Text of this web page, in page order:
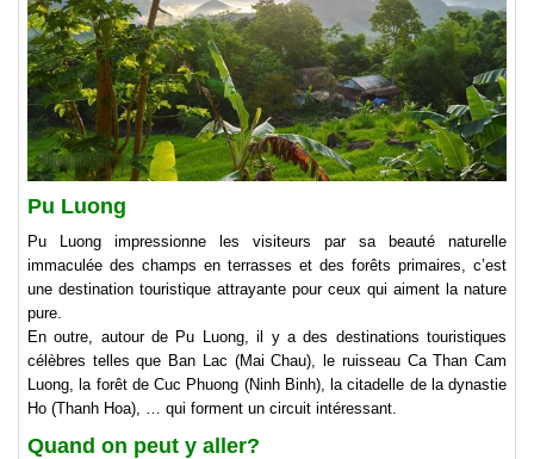
Pu Luong
Pu Luong impressionne les visiteurs par sa beauté naturelle
immaculée des champs en terrasses et des forêts primaires, c’est
une destination touristique attrayante pour ceux qui aiment la nature
pure.
En outre, autour de Pu Luong, il y a des destinations touristiques
célèbres telles que Ban Lac (Mai Chau), le ruisseau Ca Than Cam
Luong, la forêt de Cuc Phuong (Ninh Binh), la citadelle de la dynastie
Ho (Thanh Hoa), … qui forment un circuit intéressant.
Quand on peut y aller?